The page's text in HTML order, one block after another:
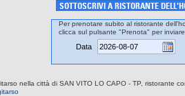
SOTTOSCRIVI A RISTORANTE
Per prenotare subito al ristorante
clicca sul pulsante "Prenota" per
Data
nella città di SAN VITO LO CAPO - TP,